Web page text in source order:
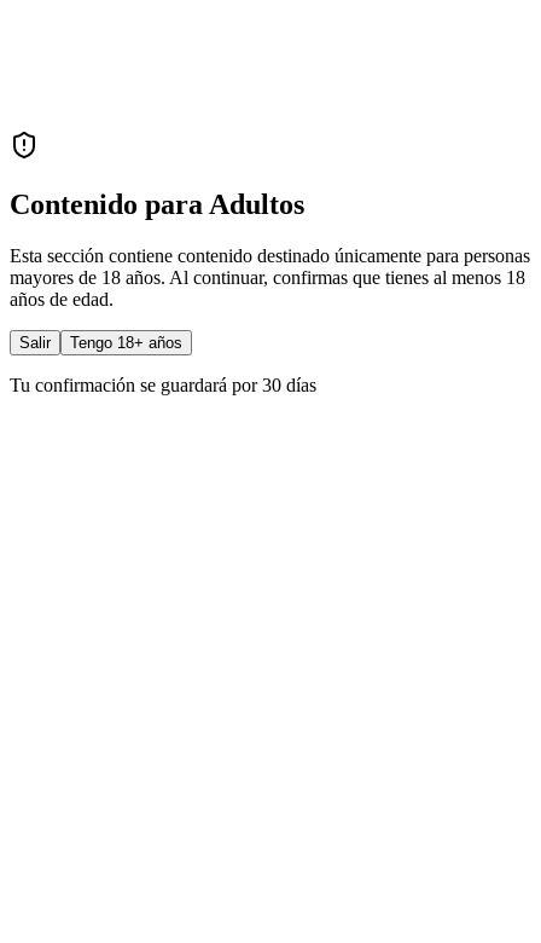
Contenido para Adultos
Esta sección contiene contenido destinado únicamente para personas
mayores de 18 años. Al continuar, confirmas que tienes al menos 18
años de edad.
Salir Tengo 18+ años
Tu confirmación se guardará por 30 días